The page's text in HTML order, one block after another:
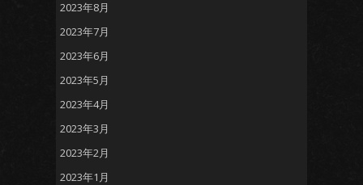
2023年8月
2023年7月
2023年6月
2023年5月
2023年4月
2023年3月
2023年2月
2023年1月